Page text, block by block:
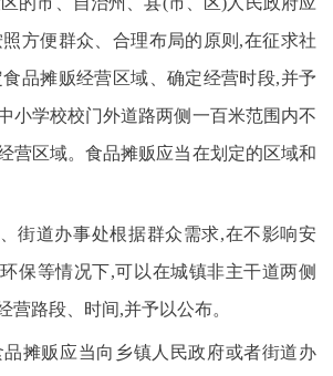
方便群众、合理布局的原则,在征求社
品摊贩经营区域、确定经营时段,并予
小学校校门外道路两侧一百米范围内不
营区域。食品摊贩应当在划定的区域和
街道办事处根据群众需求,在不影响安
保等情况下,可以在城镇非主干道两侧
营路段、时间,并予以公布。
摊贩应当向乡镇人民政府或者街道办